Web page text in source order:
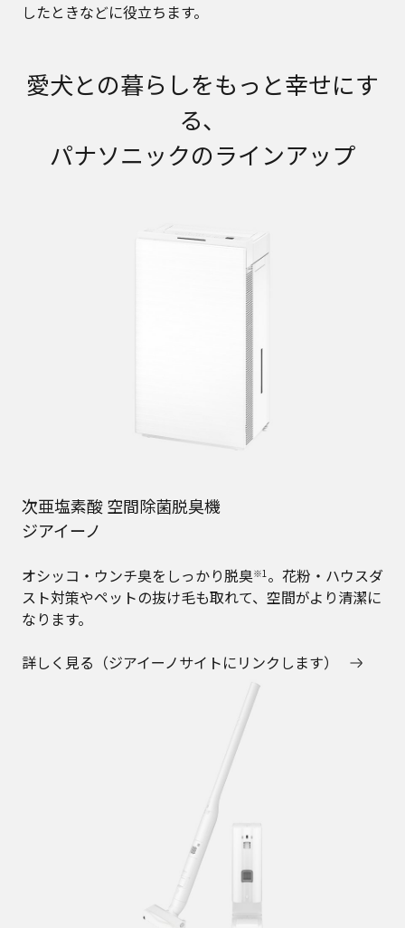
したときなどに役立ちます。
愛犬との暮らしをもっと幸せにす
る、
パナソニックのラインアップ
次亜塩素酸 空間除菌脱臭機
ジアイーノ
オシッコ・ウンチ臭をしっかり脱臭※1 。花粉・ハウスダ
スト対策やペットの抜け毛も取れて、空間がより清潔に
なります。
詳しく見る（ジアイーノサイトにリンクします）